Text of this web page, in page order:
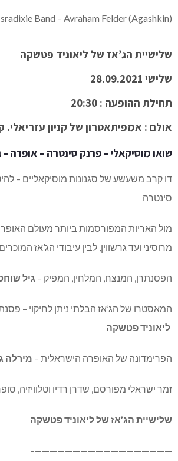
Band – Avraham Felder (Agashkin)
שלישיית הג’אז של ליאוניד פטשקה
שלישי 28.09.2021
תחילת ההופעה : 20:30
אולם : אמפיתאטרון של קניון עזריאלי.
שואו מוסיקאלי – פרנק סינטרה – אופרה –
דו קרב משעשע של סגנונות מוסיקאליים –
סינטרה
מול האריות המפורסמות ביותר מעולם
מרוסיני ועד גרשווין, לבין עיבודי הג’אז
הפסנתרן, המנצח, המלחין, המפיק – גיל
המאסטרו של הג’אז הבלתי ניתן לחיקוי –
ליאוניד פטשקה
הפרימדונה של האופרה הישראלית – מירלה
זמר ישראלי מפורסם, שדרן רדיו וטלוויזיה,
שלישיית הג’אז של ליאוניד פטשקה
——————————————————-